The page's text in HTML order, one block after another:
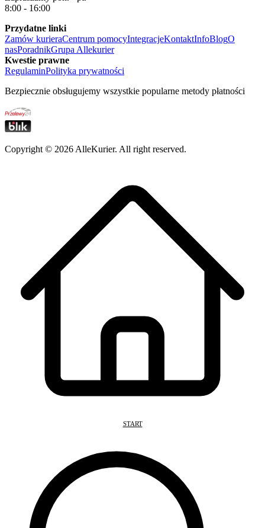
8:00 - 16:00
Przydatne linki
Zamów kurieraCentrum pomocyIntegracjeKontaktInfoBlogO
nasPoradnikGrupa Allekurier
Kwestie prawne
RegulaminPolityka prywatności
Bezpiecznie obsługujemy wszystkie popularne metody płatności
Copyright © 2026 AlleKurier. All right reserved.
START